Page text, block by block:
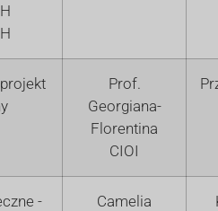
Prof.
Georgiana-
Florentina
CIOI
-
Camelia